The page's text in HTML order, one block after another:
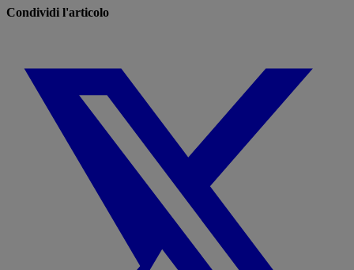
Condividi l'articolo